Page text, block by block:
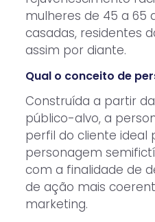
mulheres de 45 a 65
casadas, residentes
assim por diante.
Qual o conceito de
Construída a partir
público-alvo, a
perfil do cliente ideal
personagem
com a finalidade de
de ação mais
marketing.